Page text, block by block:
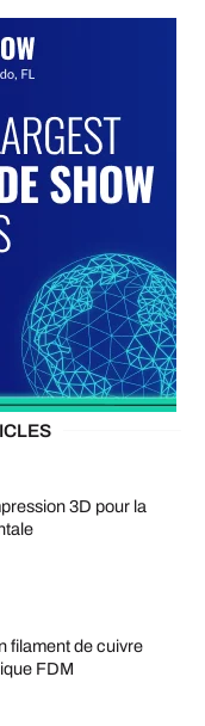
3D pour la
filament de cuivre
FDM